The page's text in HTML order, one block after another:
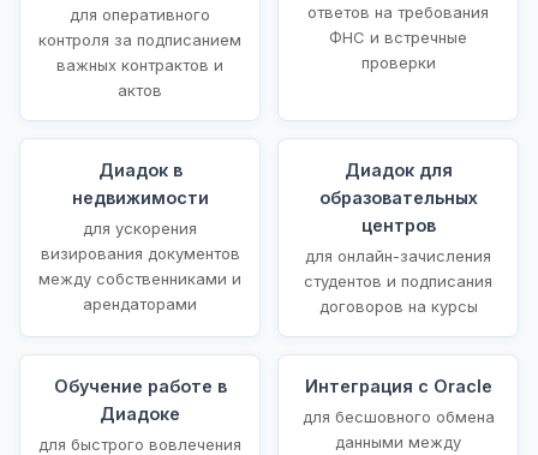
для оперативного
контроля за подписанием
важных контрактов и
актов
ответов на требования
ФНС и встречные
проверки
Диадок в
недвижимости
для ускорения
визирования документов
между собственниками и
арендаторами
Диадок для
образовательных
центров
для онлайн-зачисления
студентов и подписания
договоров на курсы
Обучение работе в
Диадоке
для быстрого вовлечения
Интеграция с Oracle
для бесшовного обмена
данными между